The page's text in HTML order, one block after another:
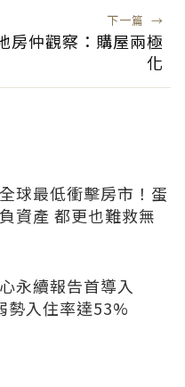
下一篇 →
房仲觀察：購屋兩極
化
球最低衝擊房市！蛋
資產 都更也難救無
永續報告首導入
勢入住率達53%